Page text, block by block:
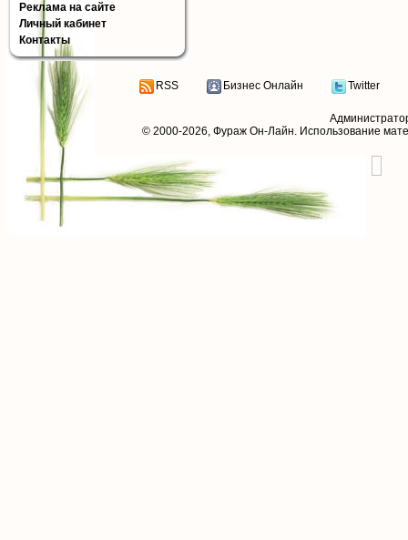
Реклама на сайте
Личный кабинет
Контакты
RSS Бизнес Онлайн Twitter
© 2000-2026, Фураж Он-Лайн. Использование